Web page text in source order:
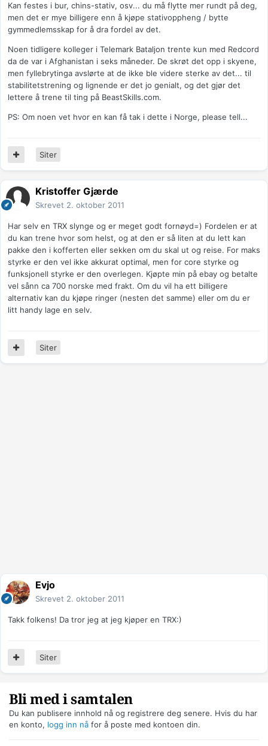
Kan festes i bur, chins-stativ, osv... du må flytte mer rundt på deg,
men det er mye billigere enn å kjøpe stativoppheng / bytte
gymmedlemsskap for å dra fordel av det.
Noen tidligere kolleger i Telemark Bataljon trente kun med Redcord
da de var i Afghanistan i seks måneder. De skrøt det opp i skyene,
men fyllebrytinga avslørte at de ikke ble videre sterke av det... til
stabilitetstrening og lignende er det jo genialt, og det gjør det
lettere å trene til ting på BeastSkills.com.
PS: Om noen vet hvor en kan få tak i dette i Norge, please tell...
Siter
Kristoffer Gjærde
Skrevet 2. oktober 2011
Har selv en TRX slynge og er meget godt fornøyd=) Fordelen er at
du kan trene hvor som helst, og at den er så liten at du lett kan
pakke den i kofferten eller sekken om du skal ut og reise. For maks
styrke er den vel ikke akkurat optimal, men for core styrke og
funksjonell styrke er den overlegen. Kjøpte min på ebay og betalte
vel sånn ca 700 norske med frakt. Om du vil ha ett billigere
alternativ kan du kjøpe ringer (nesten det samme) eller om du er
litt handy lage en selv.
Siter
Evjo
Skrevet 2. oktober 2011
Takk folkens! Da tror jeg at jeg kjøper en TRX:)
Siter
Bli med i samtalen
Du kan publisere innhold nå og registrere deg senere. Hvis du har
en konto, logg inn nå for å poste med kontoen din.